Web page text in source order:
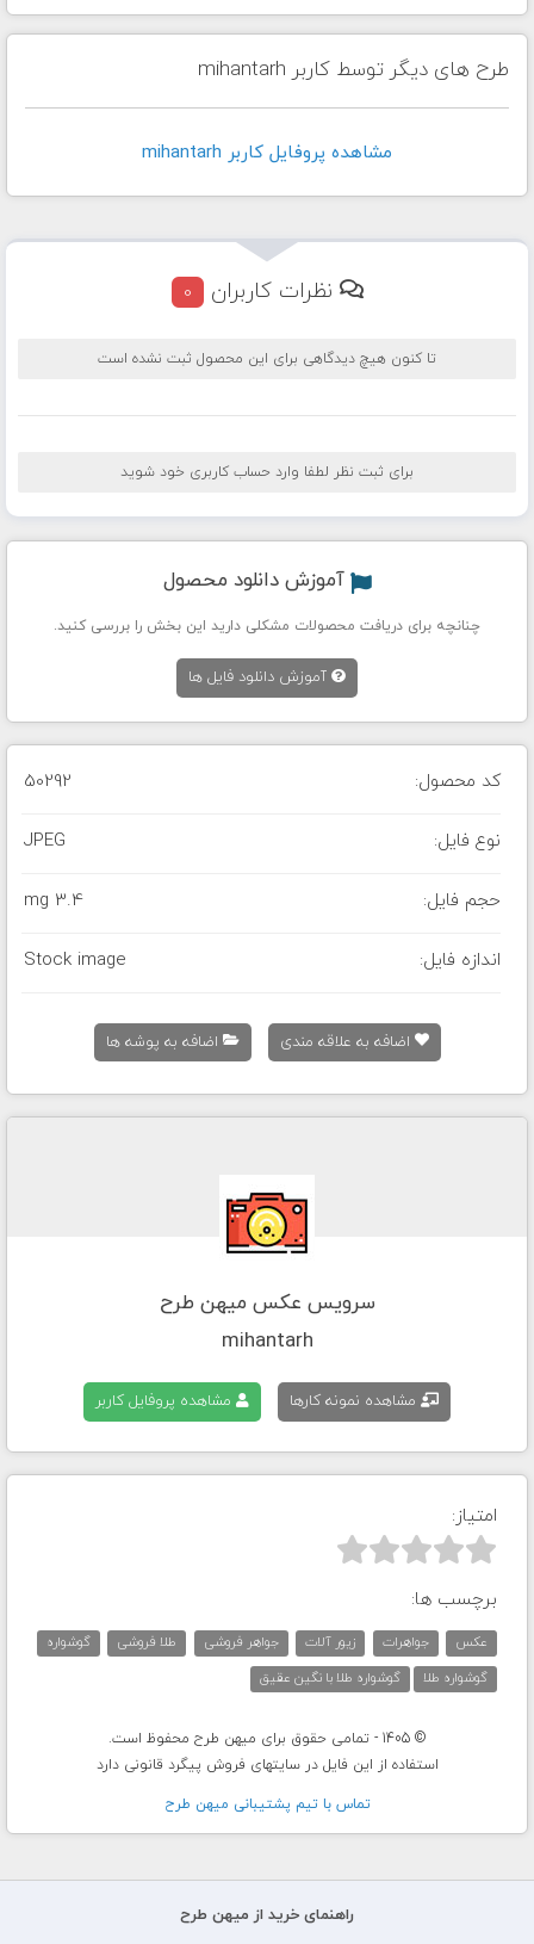
طرح های دیگر توسط کاربر mihantarh
مشاهده پروفايل کاربر mihantarh
نظرات کاربران 0
تا کنون هیچ دیدگاهی برای این محصول ثبت نشده است
برای ثبت نظر لطفا وارد حساب کاربری خود شوید
آموزش دانلود محصول
چنانچه برای دریافت محصولات مشکلی دارید این بخش را بررسی کنید.
آموزش دانلود فایل ها
کد محصول: 50292
نوع فایل: JPEG
حجم فایل: 3.4 mg
اندازه فایل: Stock image
اضافه به علاقه مندی اضافه به پوشه ها
سرویس عکس میهن طرح
mihantarh
مشاهده نمونه کارها مشاهده پروفایل کاربر
امتیاز:



برچسب ها:
عکس جواهرات زیور آلات جواهر فروشی طلا فروشی
گوشواره
گوشواره طلا
گوشواره طلا با نگین عقیق
© 1405 - تمامی حقوق برای میهن طرح محفوظ است.
استفاده از این فایل در سایتهای فروش پیگرد قانونی دارد
تماس با تيم پشتيبانی ميهن طرح
راهنمای خرید از میهن طرح